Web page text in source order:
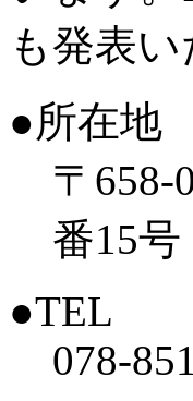
も発表い
●所在地
〒
番15号
●TEL
078-